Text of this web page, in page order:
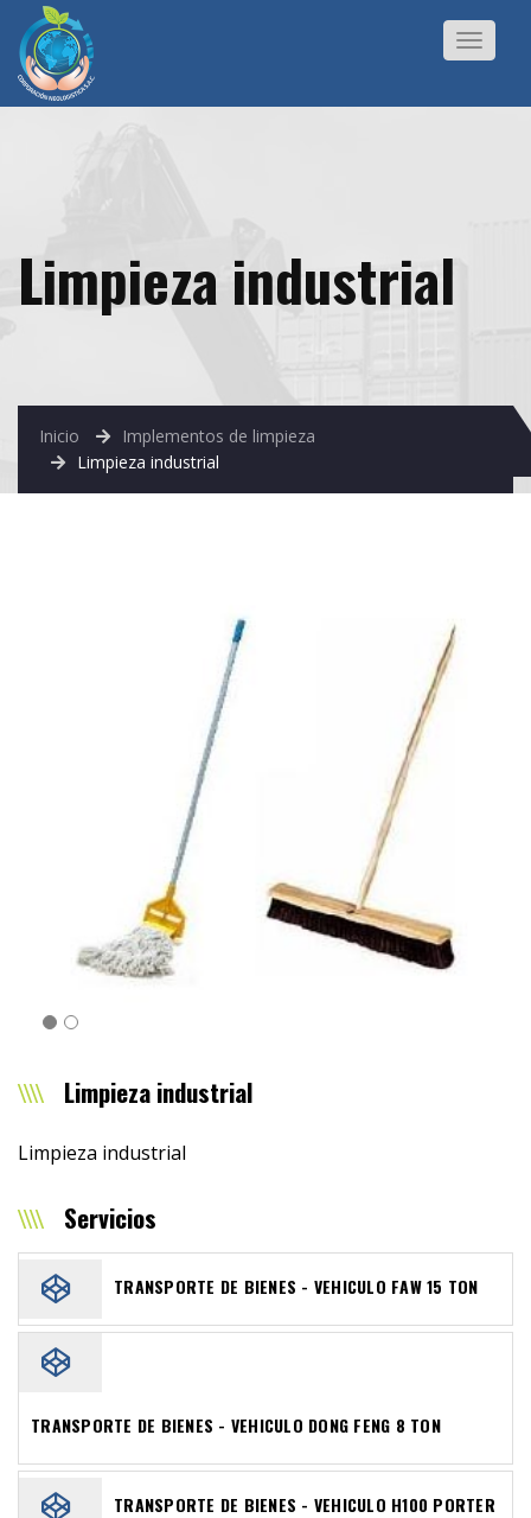
Toggle
Limpieza industrial
Inicio
Implementos de limpieza
Limpieza industrial
Limpieza industrial
Limpieza industrial
Servicios
TRANSPORTE DE BIENES - VEHICULO FAW 15 TON
TRANSPORTE DE BIENES - VEHICULO DONG FENG 8 TON
TRANSPORTE DE BIENES - VEHICULO H100 PORTER